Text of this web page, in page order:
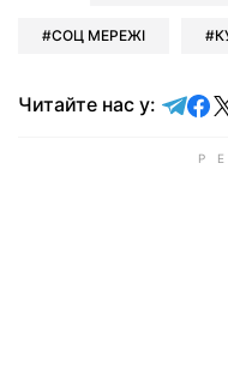
СОЦ МЕРЕЖІ
Читайте нас у: